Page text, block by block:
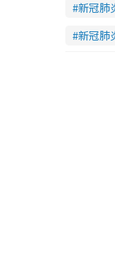
新冠肺
新冠肺